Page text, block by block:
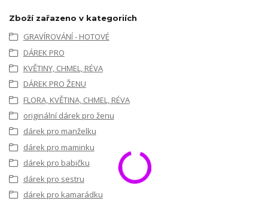
Zboží zařazeno v kategoriích
GRAVÍROVÁNÍ - HOTOVÉ
DÁREK PRO
KVĚTINY, CHMEL, RÉVA
DÁREK PRO ŽENU
FLORA, KVĚTINA, CHMEL, RÉVA
originální dárek pro ženu
dárek pro manželku
dárek pro maminku
dárek pro babičku
dárek pro sestru
dárek pro kamarádku